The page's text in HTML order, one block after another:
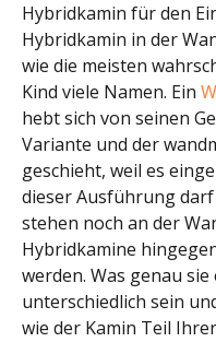
Hybridkamin für den
Hybridkamin in der
wie die meisten
Kind viele Namen. Ein
hebt sich von seinen
Variante und der
geschieht, weil es
dieser Ausführung
stehen noch an der
Hybridkamine
werden. Was genau
unterschiedlich sein
wie der Kamin Teil